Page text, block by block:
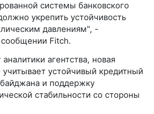
системы банковского
укрепить устойчивость
давлениям", -
Fitch.
агентства, новая
устойчивый кредитный
и поддержку
стабильности со стороны